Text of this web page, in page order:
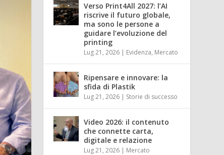
Verso Print4All 2027: l’AI
riscrive il futuro globale,
ma sono le persone a
guidare l’evoluzione del
printing
Lug 21, 2026 | Evidenza, Mercato
Ripensare e innovare: la
sfida di Plastik
Lug 21, 2026 | Storie di successo
Video 2026: il contenuto
che connette carta,
digitale e relazione
Lug 21, 2026 | Mercato